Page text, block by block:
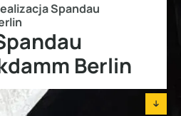
Spandau
Berlin